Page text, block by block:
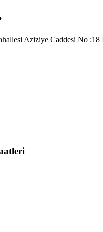
Aziziye Caddesi No :18